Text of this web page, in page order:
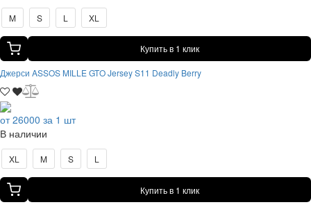
M S L XL
Купить в 1 клик
Джерси ASSOS MILLE GTO Jersey S11 Deadly Berry
от 26000 за 1 шт
В наличии
XL M S L
Купить в 1 клик